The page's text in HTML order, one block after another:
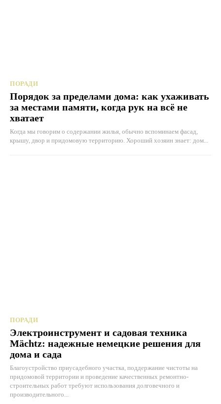
ПОРАДИ
Порядок за пределами дома: как ухаживать
за местами памяти, когда рук на всё не
хватает
Когда мы говорим о содержании жилья, обычно вспоминаем фасад,
крышу, двор и придомовую территорию. Хороший хозяин знает: дом...
ПОРАДИ
Электроинструмент и садовая техника
Mächtz: надежные немецкие решения для
дома и сада
Благоустройство приусадебного участка, поддержание чистоты на
придомовой территории и проведение качественных ремонтно-
строительных работ требуют использования долговечного и
производительного...